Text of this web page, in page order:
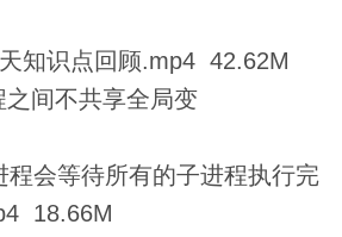
知识点回顾.mp4 42.62M
间不共享全局变
会等待所有的子进程执行完
18.66M